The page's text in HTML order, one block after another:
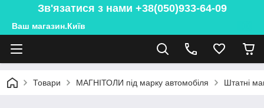
Зв'язатися з нами +38(050)933-64-09
Ваш магазин.Київ
Товари МАГНІТОЛИ під марку автомобіля Штатні